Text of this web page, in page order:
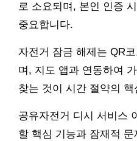
로 소요되며, 본인 인증
중요합니다.
자전거 잠금 해제는 QR
며, 지도 앱과 연동하여
찾는 것이 시간 절약의 핵
공유자전거 디시 서비스
할 핵심 기능과 잠재적